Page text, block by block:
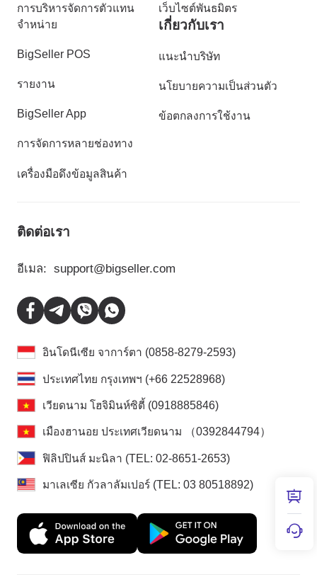
การบริหารจัดการตัวแทน
จำหน่าย
BigSeller POS
รายงาน
BigSeller App
การจัดการหลายช่องทาง
เครื่องมือดึงข้อมูลสินค้า
เว็บไซต์พันธมิตร
เกี่ยวกับเรา
แนะนำบริษัท
นโยบายความเป็นส่วนตัว
ข้อตกลงการใช้งาน
ติดต่อเรา
อีเมล: support@bigseller.com
อินโดนีเซีย จาการ์ตา (0858-8279-2593)
ประเทศไทย กรุงเทพฯ (+66 22528968)
เวียดนาม โฮจิมินห์ซิตี้ (0918885846)
เมืองฮานอย ประเทศเวียดนาม （0392844794）
ฟิลิปปินส์ มะนิลา (TEL: 02-8651-2653)
มาเลเซีย กัวลาลัมเปอร์ (TEL: 03 80518892)